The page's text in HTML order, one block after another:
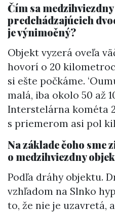
Čím sa
predchádzajúcich
je výnimočný?
Objekt vyzerá oveľa
hovorí o 20
si ešte počkáme. ʻ
malá, iba okolo 50 až
Interstelárna kométa
s priemerom asi pol
Na základe čoho sme
o medzihviezdny
Podľa dráhy objektu.
vzhľadom na Slnko
to, že nie je uzavretá,